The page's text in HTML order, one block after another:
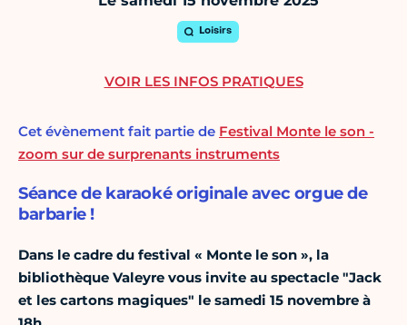
Loisirs
Cet évènement fait partie de Festival Monte le son -
zoom sur de surprenants instruments
Séance de karaoké originale avec orgue de
barbarie !
Dans le cadre du festival « Monte le son », la
bibliothèque Valeyre vous invite au spectacle "Jack
et les cartons magiques" le samedi 15 novembre à
VOIR LES INFOS PRATIQUES